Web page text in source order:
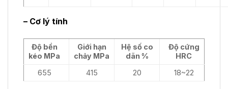
– Cơ lý tính
Độ bền
kéo MPa
Giới hạn
chảy MPa
Hệ số co
dãn %
Độ cứng
HRC
655
415 20 18~22